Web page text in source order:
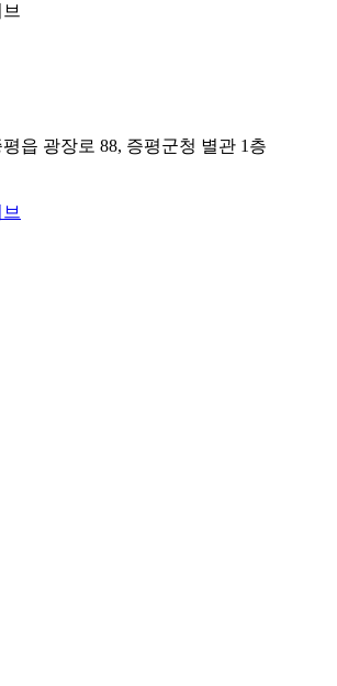
읍 광장로 88, 증평군청 별관 1층